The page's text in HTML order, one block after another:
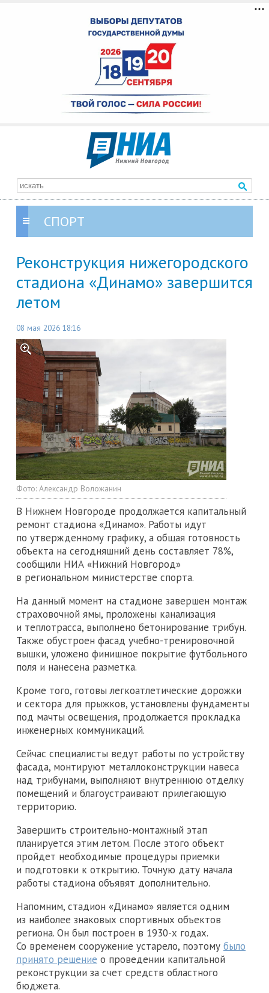
СПОРТ
Реконструкция нижегородского
стадиона «Динамо» завершится
летом
08 мая 2026 18:16
Фото: Александр Воложанин
В Нижнем Новгороде продолжается капитальный
ремонт стадиона «Динамо». Работы идут
по утвержденному графику, а общая готовность
объекта на сегодняшний день составляет 78%,
сообщили НИА «Нижний Новгород»
в региональном министерстве спорта.
На данный момент на стадионе завершен монтаж
страховочной ямы, проложены канализация
и теплотрасса, выполнено бетонирование трибун.
Также обустроен фасад учебно-тренировочной
вышки, уложено финишное покрытие футбольного
поля и нанесена разметка.
Кроме того, готовы легкоатлетические дорожки
и сектора для прыжков, установлены фундаменты
под мачты освещения, продолжается прокладка
инженерных коммуникаций.
Сейчас специалисты ведут работы по устройству
фасада, монтируют металлоконструкции навеса
над трибунами, выполняют внутреннюю отделку
помещений и благоустраивают прилегающую
территорию.
Завершить строительно-монтажный этап
планируется этим летом. После этого объект
пройдет необходимые процедуры приемки
и подготовки к открытию. Точную дату начала
работы стадиона объявят дополнительно.
Напомним, стадион «Динамо» является одним
из наиболее знаковых спортивных объектов
региона. Он был построен в 1930-х годах.
Со временем сооружение устарело, поэтому было
принято решение о проведении капитальной
реконструкции за счет средств областного
бюджета.